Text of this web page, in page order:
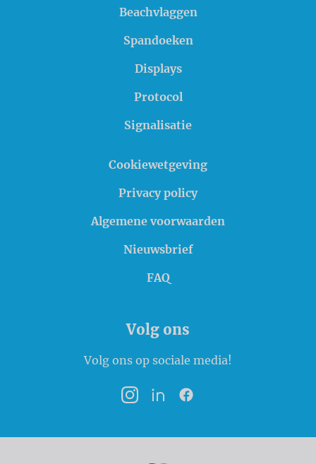
Beachvlaggen
Spandoeken
Displays
Protocol
Signalisatie
Cookiewetgeving
Privacy policy
Algemene voorwaarden
Nieuwsbrief
FAQ
Volg ons
Volg ons op sociale media!
InstagramLinkedInFacebook